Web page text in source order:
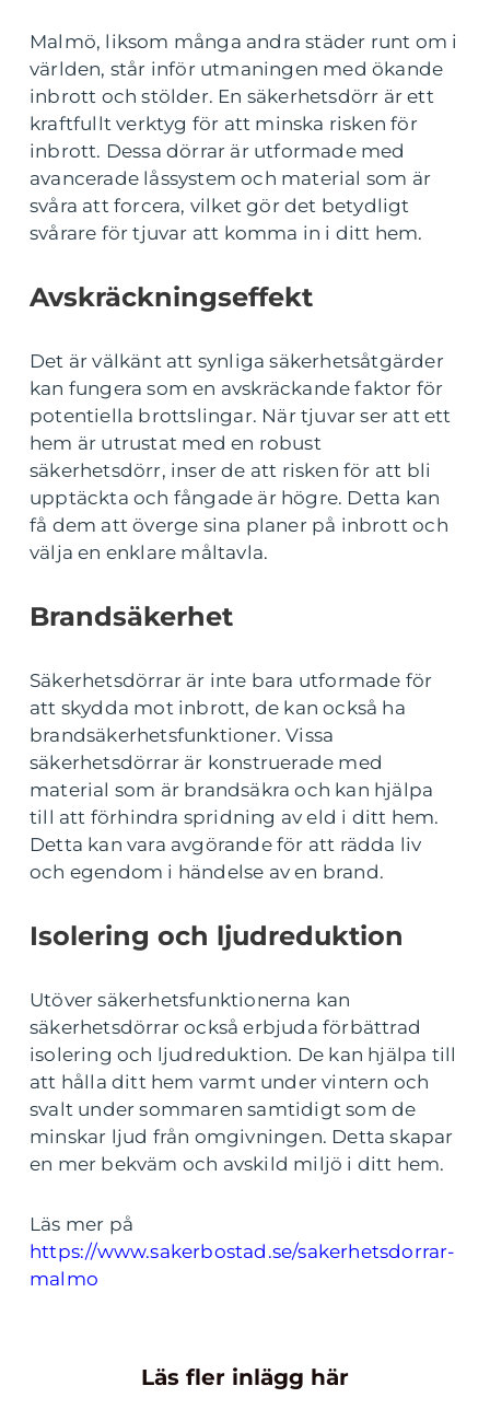
Malmö, liksom många andra städer runt om i
världen, står inför utmaningen med ökande
inbrott och stölder. En säkerhetsdörr är ett
kraftfullt verktyg för att minska risken för
inbrott. Dessa dörrar är utformade med
avancerade låssystem och material som är
svåra att forcera, vilket gör det betydligt
svårare för tjuvar att komma in i ditt hem.
Avskräckningseffekt
Det är välkänt att synliga säkerhetsåtgärder
kan fungera som en avskräckande faktor för
potentiella brottslingar. När tjuvar ser att ett
hem är utrustat med en robust
säkerhetsdörr, inser de att risken för att bli
upptäckta och fångade är högre. Detta kan
få dem att överge sina planer på inbrott och
välja en enklare måltavla.
Brandsäkerhet
Säkerhetsdörrar är inte bara utformade för
att skydda mot inbrott, de kan också ha
brandsäkerhetsfunktioner. Vissa
säkerhetsdörrar är konstruerade med
material som är brandsäkra och kan hjälpa
till att förhindra spridning av eld i ditt hem.
Detta kan vara avgörande för att rädda liv
och egendom i händelse av en brand.
Isolering och ljudreduktion
Utöver säkerhetsfunktionerna kan
säkerhetsdörrar också erbjuda förbättrad
isolering och ljudreduktion. De kan hjälpa till
att hålla ditt hem varmt under vintern och
svalt under sommaren samtidigt som de
minskar ljud från omgivningen. Detta skapar
en mer bekväm och avskild miljö i ditt hem.
Läs mer på
https://www.sakerbostad.se/sakerhetsdorrar-
malmo
Läs fler inlägg här